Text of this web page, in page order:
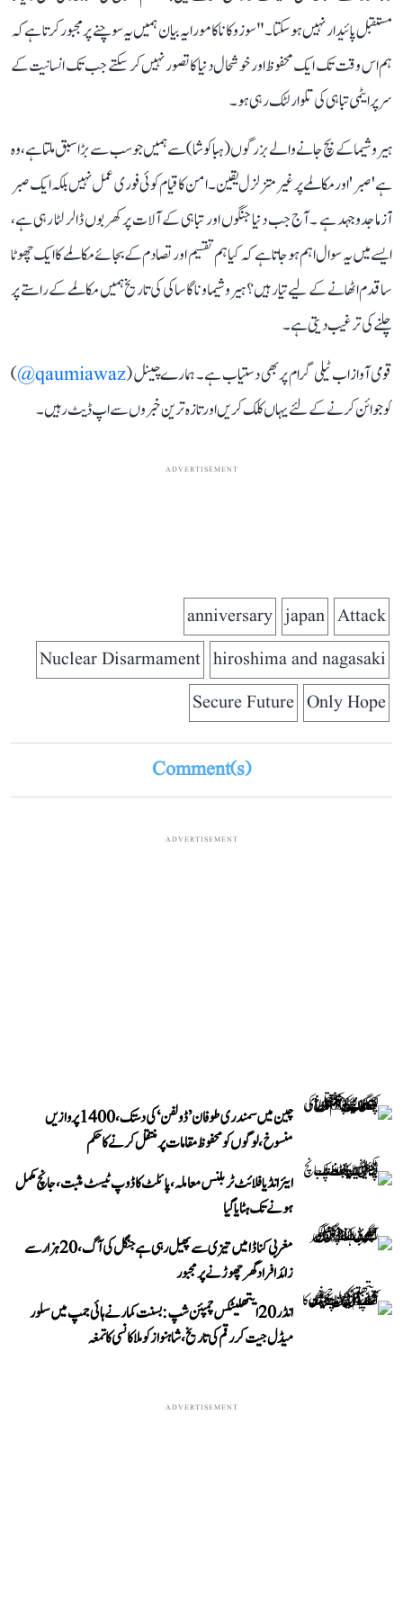
مستقبل پائیدار نہیں ہو سکتا۔"سوزوکا ناکامورا یہ بیان ہمیں یہ سوچنے پر مجبور کرتا ہے کہ
ہم اس وقت تک ایک محفوظ اور خوشحال دنیا کا تصور نہیں کر سکتے جب تک انسانیت کے
سر پر ایٹمی تباہی کی تلوار لٹک رہی ہو۔
ہیروشیما کے بچ جانے والے بزرگوں (ہباکوشا) سے ہمیں جو سب سے بڑا سبق ملتا ہے، وہ
ہے 'صبر' اور مکالمے پر غیر متزلزل یقین۔ امن کا قیام کوئی فوری عمل نہیں بلکہ ایک صبر
آزما جدوجہد ہے ۔ آج جب دنیا جنگوں اور تباہی کے آلات پر کھربوں ڈالر لٹا رہی ہے،
ایسے میں یہ سوال اہم ہو جاتا ہے کہ کیا ہم تقسیم اور تصادم کے بجائے مکالمے کا ایک چھوٹا
سا قدم اٹھانے کے لیے تیار ہیں؟ ہیروشیما و ناگاساکی کی تاریخ ہمیں مکالمے کے راستے پر
چلنے کی ترغیب دیتی ہے۔
قومی آواز اب ٹیلی گرام پر بھی دستیاب ہے۔ ہمارے چینل (qaumiawaz@
)
کو جوائن کرنے کے لئے یہاں کلک کریں اور تازہ ترین خبروں سے اپ ڈیٹ رہیں۔
ADVERTISEMENT
Attack
japan
anniversary
hiroshima and nagasaki
Nuclear Disarmament
Only Hope
Secure Future
Comment(s)
ADVERTISEMENT
چین میں سمندری طوفان ’ڈولفن‘ کی دستک، 1400 پروازیں
منسوخ، لوگوں کو محفوظ مقامات پر منتقل کرنے کا حکم
ایئر انڈیا فلائٹ ٹربلنس معاملہ، پائلٹ کا ڈوپ ٹیسٹ مثبت، جانچ مکمل
ہونے تک ہٹایا گیا
مغربی کناڈا میں تیزی سے پھیل رہی ہے جنگل کی آگ، 20 ہزار سے
زائد افراد گھر چھوڑنے پر مجبور
انڈر 20 ایتھلیٹکس چمپئن شپ: بسنت کمار نے ہائی جمپ میں سلور
میڈل جیت کر رقم کی تاریخ، شاہنواز کو ملا کانسی کا تمغہ
ADVERTISEMENT